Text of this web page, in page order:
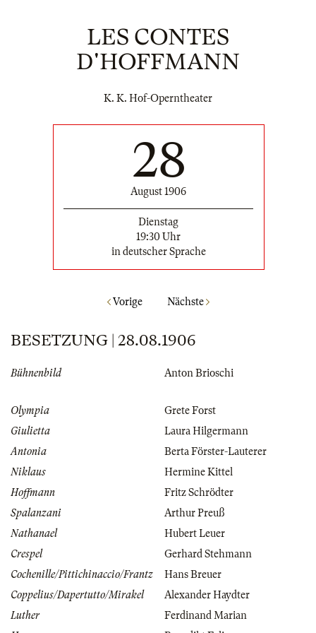
LES CONTES
D'HOFFMANN
K. K. Hof-Operntheater
28
August 1906
Dienstag
19:30 Uhr
in deutscher Sprache
Vorige Nächste
BESETZUNG | 28.08.1906
Bühnenbild Anton Brioschi
Olympia
Grete Forst
Giulietta
Laura Hilgermann
Antonia
Berta Förster-Lauterer
Niklaus
Hermine Kittel
Hoffmann
Fritz Schrödter
Spalanzani
Arthur Preuß
Nathanael
Hubert Leuer
Crespel
Gerhard Stehmann
Cochenille/Pittichinaccio/Frantz
Hans Breuer
Coppelius/Dapertutto/Mirakel
Alexander Haydter
Luther
Ferdinand Marian